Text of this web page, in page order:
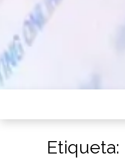
Etiqueta: